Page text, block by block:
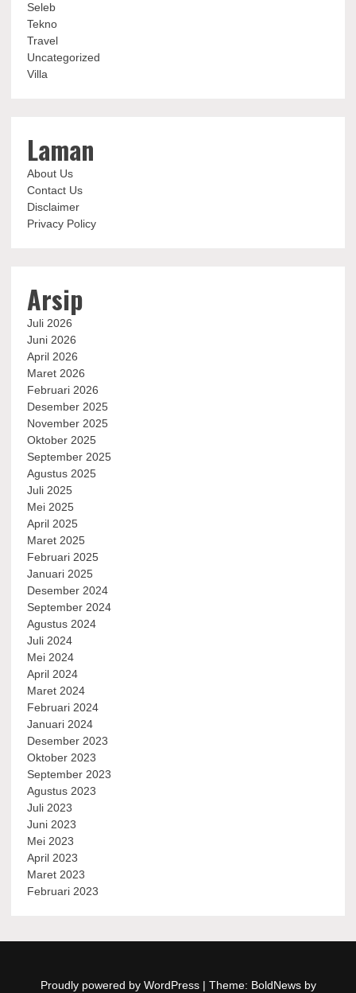
Seleb
Tekno
Travel
Uncategorized
Villa
Laman
About Us
Contact Us
Disclaimer
Privacy Policy
Arsip
Juli 2026
Juni 2026
April 2026
Maret 2026
Februari 2026
Desember 2025
November 2025
Oktober 2025
September 2025
Agustus 2025
Juli 2025
Mei 2025
April 2025
Maret 2025
Februari 2025
Januari 2025
Desember 2024
September 2024
Agustus 2024
Juli 2024
Mei 2024
April 2024
Maret 2024
Februari 2024
Januari 2024
Desember 2023
Oktober 2023
September 2023
Agustus 2023
Juli 2023
Juni 2023
Mei 2023
April 2023
Maret 2023
Februari 2023
Proudly powered by WordPress | Theme: BoldNews by